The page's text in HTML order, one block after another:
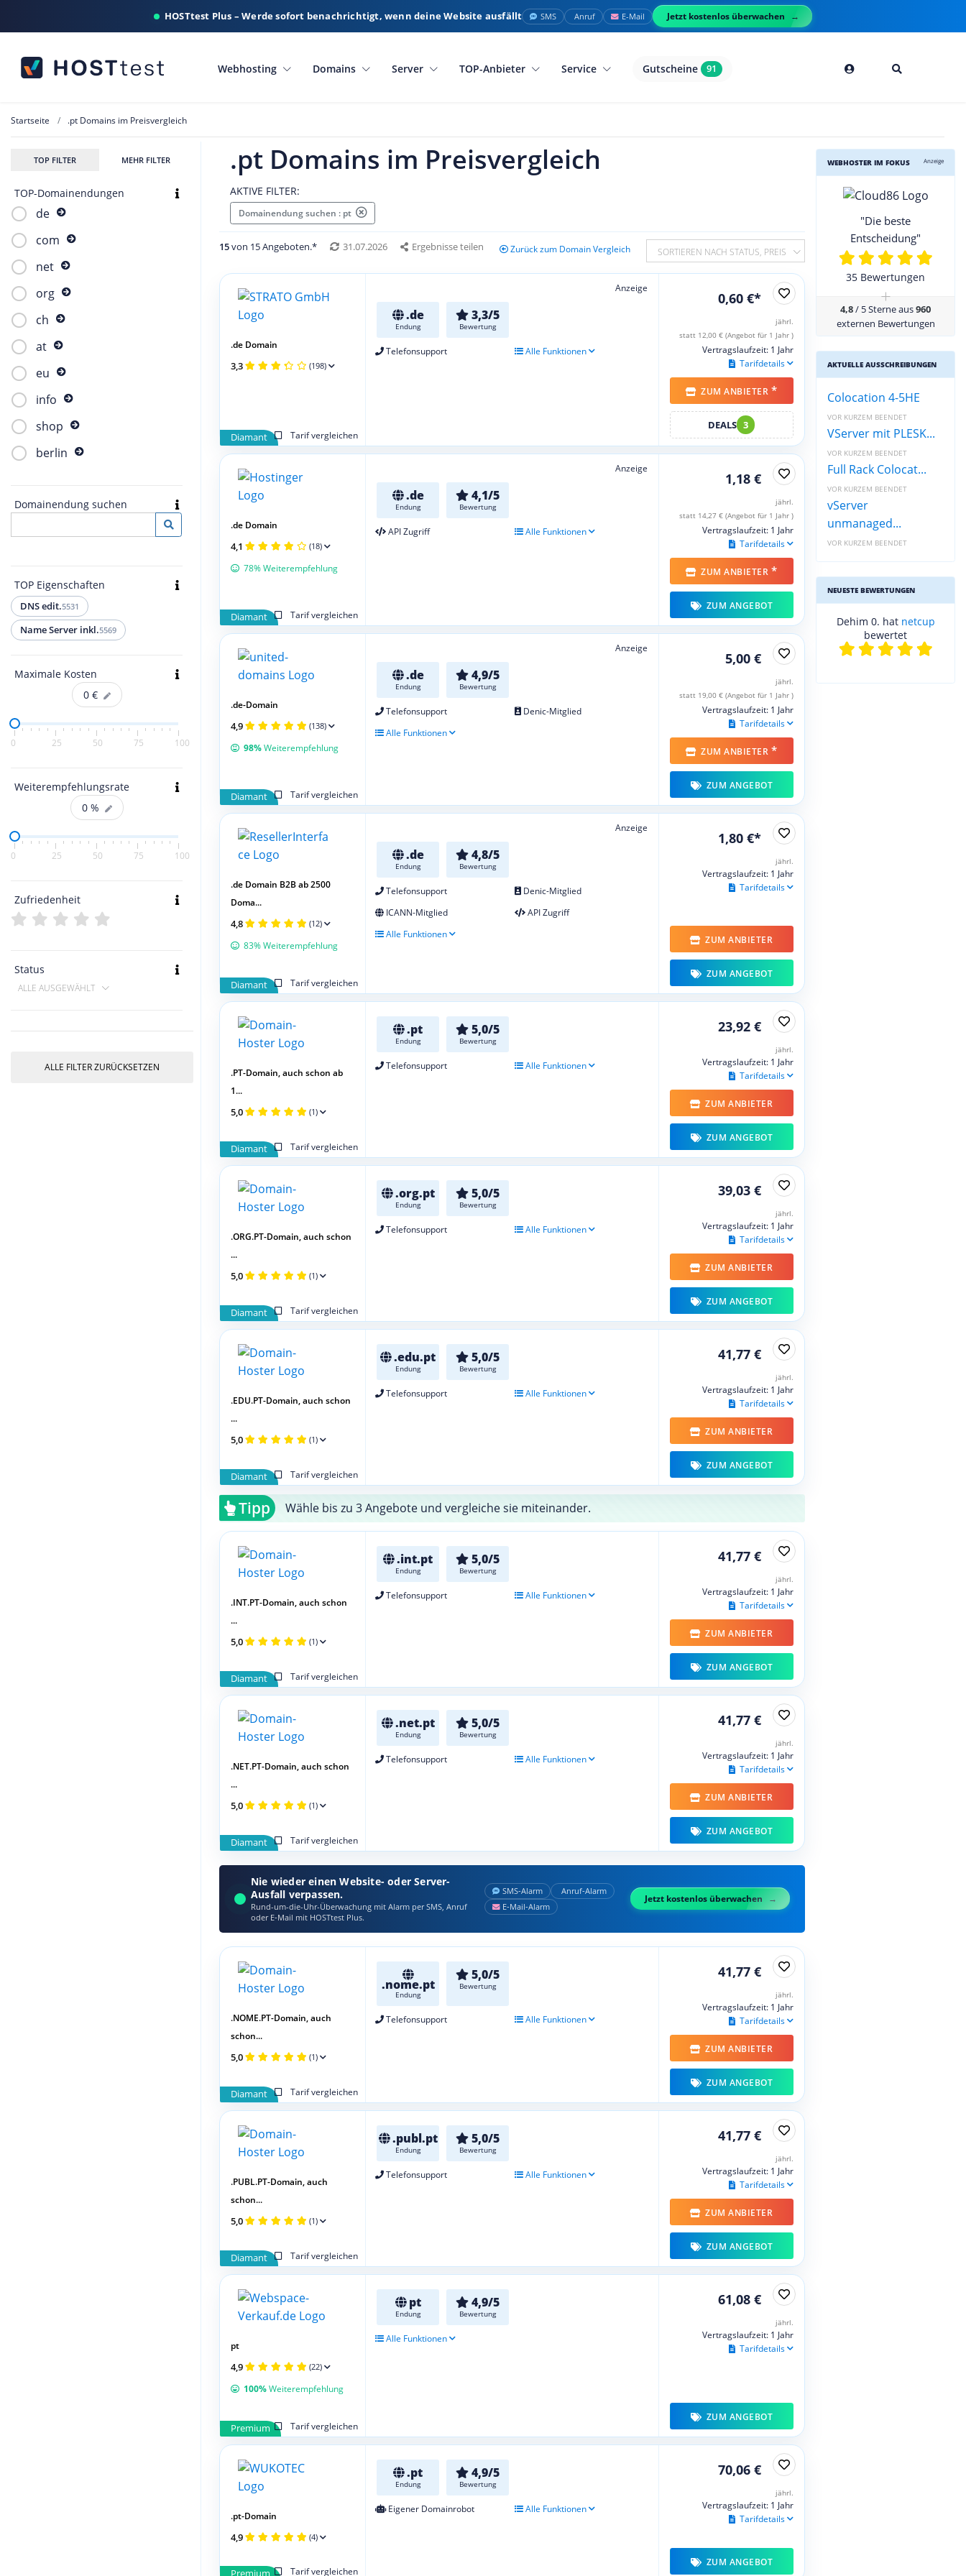
HOSTtest Plus – Werde sofort benachrichtigt, wenn deine Website ausfällt SMS Anruf E-Mail Jetzt kostenlos überwachen
Webhosting Domains Server TOP-Anbieter Service Gutscheine 91
Startseite .pt Domains im Preisvergleich
TOP FILTER MEHR FILTER
TOP-Domainendungen
de
com
net
org
ch
at
eu
info
shop
berlin
Domainendung suchen
TOP Eigenschaften
DNS edit.5531
Name Server inkl.5569
Maximale Kosten
0 €
0 25 50 75 100
Weiterempfehlungsrate
0 %
0 25 50 75 100
Zufriedenheit
Status
ALLE AUSGEWÄHLT
ALLE FILTER ZURÜCKSETZEN
.pt Domains im Preisvergleich
AKTIVE FILTER:
Domainendung suchen : pt
15von 15 Angeboten.* 31.07.2026 Ergebnisse teilen Zurück zum Domain Vergleich SORTIEREN NACH STATUS, PREIS
Anzeige
.de
Endung
3,3/5
Bewertung
Telefonsupport Alle Funktionen
Diamant Tarif vergleichen
.de Domain
3,3 (198)
0,60 €*
jährl.
statt 12,00 € (Angebot für 1 Jahr )
Vertragslaufzeit: 1 Jahr
Tarifdetails
ZUM ANBIETER *
DEALS 3
Anzeige
.de
Endung
4,1/5
Bewertung
API Zugriff Alle Funktionen
Diamant Tarif vergleichen
.de Domain
4,1 (18)
78% Weiterempfehlung
1,18 €
jährl.
statt 14,27 € (Angebot für 1 Jahr )
Vertragslaufzeit: 1 Jahr
Tarifdetails
ZUM ANBIETER *
ZUM ANGEBOT
Anzeige
.de
Endung
4,9/5
Bewertung
Telefonsupport
Denic-Mitglied
Alle Funktionen
Diamant Tarif vergleichen
.de-Domain
4,9 (138)
98%Weiterempfehlung
5,00 €
jährl.
statt 19,00 € (Angebot für 1 Jahr )
Vertragslaufzeit: 1 Jahr
Tarifdetails
ZUM ANBIETER *
ZUM ANGEBOT
Anzeige
.de
Endung
4,8/5
Bewertung
Telefonsupport
Denic-Mitglied
ICANN-Mitglied
API Zugriff
Alle Funktionen
Diamant Tarif vergleichen
.de Domain B2B ab 2500
Doma...
4,8 (12)
83% Weiterempfehlung
1,80 €*
jährl.
Vertragslaufzeit: 1 Jahr
Tarifdetails
ZUM ANBIETER
ZUM ANGEBOT
.pt
Endung
5,0/5
Bewertung
Telefonsupport Alle Funktionen
Diamant Tarif vergleichen
.PT-Domain, auch schon ab
1...
5,0 (1)
23,92 €
jährl.
Vertragslaufzeit: 1 Jahr
Tarifdetails
ZUM ANBIETER
ZUM ANGEBOT
.org.pt
Endung
5,0/5
Bewertung
Telefonsupport Alle Funktionen
Diamant Tarif vergleichen
.ORG.PT-Domain, auch schon
...
5,0 (1)
39,03 €
jährl.
Vertragslaufzeit: 1 Jahr
Tarifdetails
ZUM ANBIETER
ZUM ANGEBOT
.edu.pt
Endung
5,0/5
Bewertung
Telefonsupport Alle Funktionen
Diamant Tarif vergleichen
.EDU.PT-Domain, auch schon
...
5,0 (1)
41,77 €
jährl.
Vertragslaufzeit: 1 Jahr
Tarifdetails
ZUM ANBIETER
ZUM ANGEBOT
Tipp Wähle bis zu 3 Angebote und vergleiche sie miteinander.
.int.pt
Endung
5,0/5
Bewertung
Telefonsupport Alle Funktionen
Diamant Tarif vergleichen
.INT.PT-Domain, auch schon
...
5,0 (1)
41,77 €
jährl.
Vertragslaufzeit: 1 Jahr
Tarifdetails
ZUM ANBIETER
ZUM ANGEBOT
.net.pt
Endung
5,0/5
Bewertung
Telefonsupport Alle Funktionen
Diamant Tarif vergleichen
.NET.PT-Domain, auch schon
...
5,0 (1)
41,77 €
jährl.
Vertragslaufzeit: 1 Jahr
Tarifdetails
ZUM ANBIETER
ZUM ANGEBOT
Nie wieder einen Website- oder Server-
Ausfall verpassen.
Rund-um-die-Uhr-Überwachung mit Alarm per SMS, Anruf
oder E‑Mail mit HOSTtest Plus.
SMS‑Alarm
Anruf‑Alarm
E‑Mail‑Alarm
Jetzt kostenlos überwachen
.nome.pt
Endung
5,0/5
Bewertung
Telefonsupport Alle Funktionen
Diamant Tarif vergleichen
.NOME.PT-Domain, auch
schon...
5,0 (1)
41,77 €
jährl.
Vertragslaufzeit: 1 Jahr
Tarifdetails
ZUM ANBIETER
ZUM ANGEBOT
.publ.pt
Endung
5,0/5
Bewertung
Telefonsupport Alle Funktionen
Diamant Tarif vergleichen
.PUBL.PT-Domain, auch
schon...
5,0 (1)
41,77 €
jährl.
Vertragslaufzeit: 1 Jahr
Tarifdetails
ZUM ANBIETER
ZUM ANGEBOT
pt
Endung
4,9/5
Bewertung
Alle Funktionen
Premium Tarif vergleichen
pt
4,9 (22)
100%Weiterempfehlung
61,08 €
jährl.
Vertragslaufzeit: 1 Jahr
Tarifdetails
ZUM ANGEBOT
.pt
Endung
4,9/5
Bewertung
Eigener Domainrobot Alle Funktionen
Premium Tarif vergleichen
.pt-Domain
4,9 (4)
70,06 €
jährl.
Vertragslaufzeit: 1 Jahr
Tarifdetails
ZUM ANGEBOT
WEBHOSTER IM FOKUS Anzeige
"Die beste
Entscheidung"
35 Bewertungen
+
4,8/ 5 Sterne aus960
externen Bewertungen
AKTUELLE AUSSCHREIBUNGEN
Colocation 4-5HE
VOR KURZEM BEENDET
VServer mit PLESK...
VOR KURZEM BEENDET
Full Rack Colocat...
VOR KURZEM BEENDET
vServer
unmanaged...
VOR KURZEM BEENDET
NEUESTE BEWERTUNGEN
Dehim 0. hat netcup
bewertet